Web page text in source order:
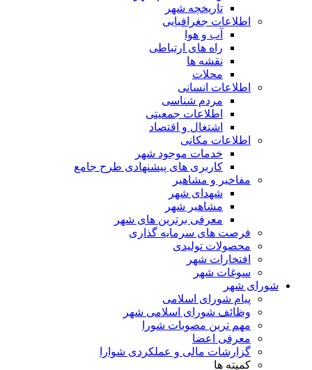
تاریخچه شهر
اطلاعات جغرافیایی
آب و هوا
راه های ارتباطی
نقشه ها
محلات
اطلاعات انسانی
مردم شناسی
اطلاعات جمعیتی
اشتغال و اقتصاد
اطلاعات مکانی
خدمات موجود شهر
کاربری های پیشنهادی طرح جامع
مفاخیر و مشاهیر
شهدای شهر
مشاهیر شهر
معرفی برترین های شهر
فرصت های سرمایه گذاری
محصولات تولیدی
افتخارات شهر
سوغات شهر
شورای شهر
پیام شورای اسلامی
وظائف شورای اسلامی شهر
مهم ترین مصوبات شورا
معرفی اعضا
گزارشات مالی و عملکردی شوارا
کمیته ها